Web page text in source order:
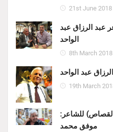
21st June 2018
عبد الرزاق عبد
الواحد
8th March 2018
عبد الواحد
19th March
للشاعر:
موفق محمد